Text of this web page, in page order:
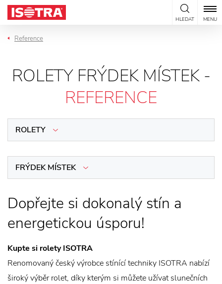
Přeskočit na obsah
HLEDAT MENU
Reference
ROLETY FRÝDEK MÍSTEK -
REFERENCE
ROLETY
FRÝDEK MÍSTEK
Dopřejte si dokonalý stín a
energetickou úsporu!
Kupte si rolety ISOTRA
Renomovaný český výrobce stínící techniky ISOTRA nabízí
široký výběr rolet, díky kterým si můžete užívat slunečních